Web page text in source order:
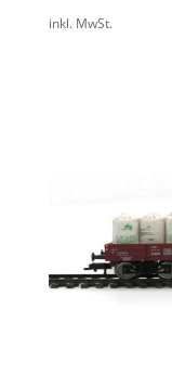
inkl. MwSt.